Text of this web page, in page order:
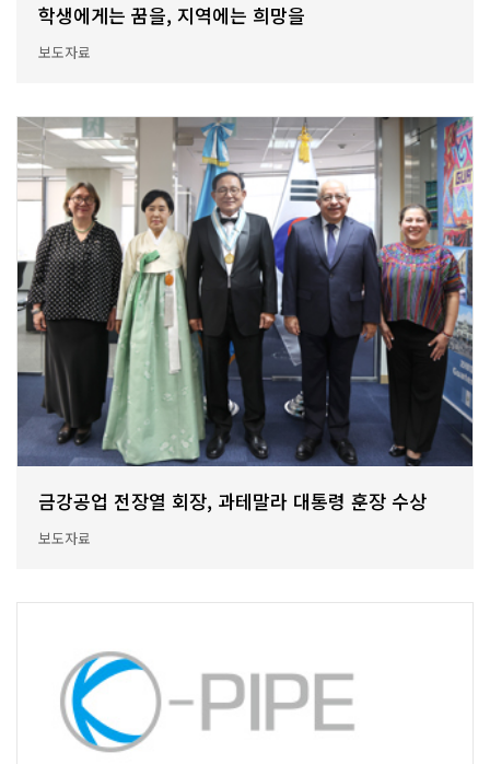
학생에게는 꿈을, 지역에는 희망을
보도자료
금강공업 전장열 회장, 과테말라 대통령 훈장 수상
보도자료